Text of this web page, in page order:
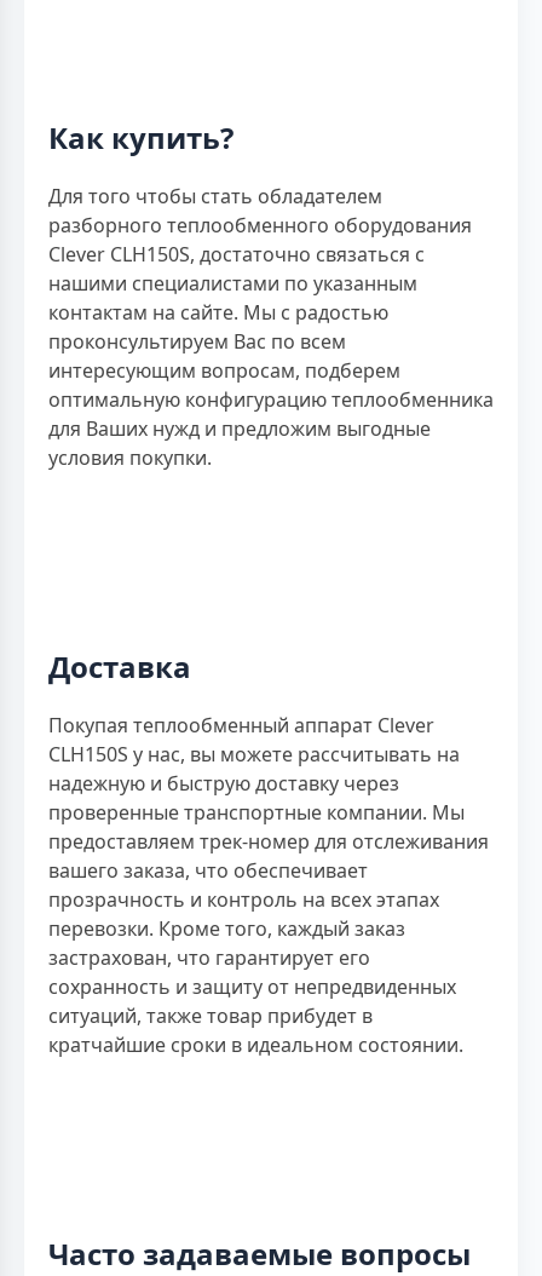
Как купить?
Для того чтобы стать обладателем
разборного теплообменного оборудования
Clever CLH150S, достаточно связаться с
нашими специалистами по указанным
контактам на сайте. Мы с радостью
проконсультируем Вас по всем
интересующим вопросам, подберем
оптимальную конфигурацию теплообменника
для Ваших нужд и предложим выгодные
условия покупки.
Доставка
Покупая теплообменный аппарат Clever
CLH150S у нас, вы можете рассчитывать на
надежную и быструю доставку через
проверенные транспортные компании. Мы
предоставляем трек-номер для отслеживания
вашего заказа, что обеспечивает
прозрачность и контроль на всех этапах
перевозки. Кроме того, каждый заказ
застрахован, что гарантирует его
сохранность и защиту от непредвиденных
ситуаций, также товар прибудет в
кратчайшие сроки в идеальном состоянии.
Часто задаваемые вопросы